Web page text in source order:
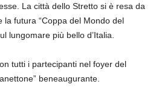
La città dello Stretto si è resa da
futura “Coppa del Mondo del
lungomare più bello d’Italia.
tutti i partecipanti nel foyer del
beneaugurante.